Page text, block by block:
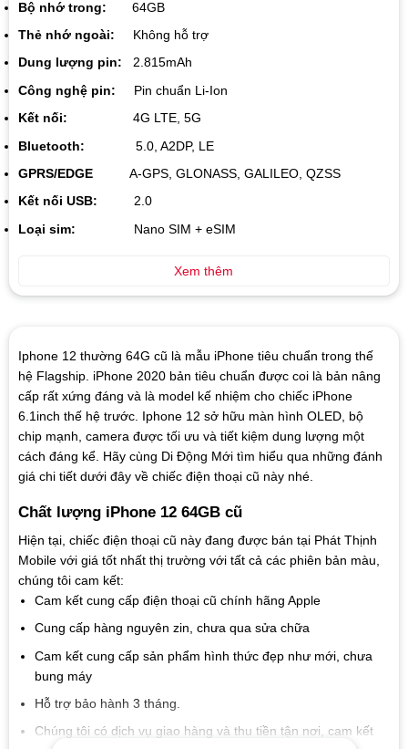
Iphone 12 thường 64G cũ là mẫu iPhone tiêu chuẩn trong thế
hệ Flagship. iPhone 2020 bản tiêu chuẩn được coi là bản nâng
cấp rất xứng đáng và là model kế nhiệm cho chiếc iPhone
6.1inch thế hệ trước. Iphone 12 sở hữu màn hình OLED, bộ
chip mạnh, camera được tối ưu và tiết kiệm dung lượng một
cách đáng kể. Hãy cùng Di Động Mới tìm hiểu qua những đánh
giá chi tiết dưới đây về chiếc điện thoại cũ này nhé.
Chất lượng iPhone 12 64GB cũ
Hiện tại, chiếc điện thoại cũ này đang được bán tại Phát Thịnh
Mobile với giá tốt nhất thị trường với tất cả các phiên bản màu,
chúng tôi cam kết:
Cam kết cung cấp điện thoại cũ chính hãng Apple
Cung cấp hàng nguyên zin, chưa qua sửa chữa
Cam kết cung cấp sản phẩm hình thức đẹp như mới, chưa
bung máy
Hỗ trợ bảo hành 3 tháng.
Chúng tôi có dịch vụ giao hàng và thu tiền tận nơi, cam kết
Bộ nhớ trong: 64GB
Thẻ nhớ ngoài: Không hỗ trợ
Dung lượng pin: 2.815mAh
Công nghệ pin: Pin chuẩn Li-Ion
Kết nối: 4G LTE, 5G
Bluetooth: 5.0, A2DP, LE
GPRS/EDGE A-GPS, GLONASS, GALILEO, QZSS
Kết nối USB: 2.0
Loại sim: Nano SIM + eSIM
Xem thêm